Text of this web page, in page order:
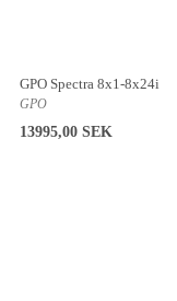
GPO Spectra 8x1-8x24i
GPO
13995,00 SEK